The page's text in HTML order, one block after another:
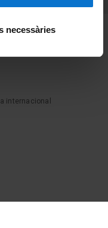
necessàries
la
internacional